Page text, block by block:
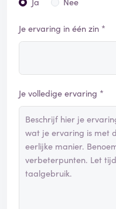
Je ervaring in één zin *
Je volledige ervaring *